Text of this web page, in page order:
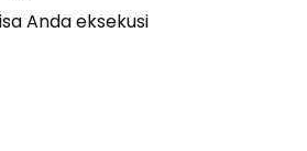
Anda eksekusi